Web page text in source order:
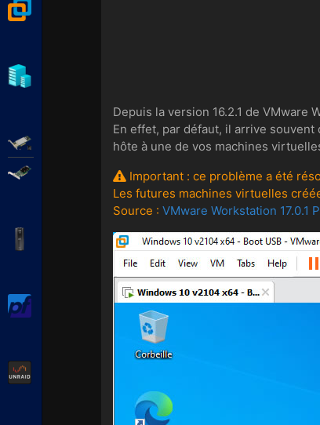
Adaptec SmartRAID
Broadcom MegaRAID
APC Back-UPS Pro
Depuis la version 16.2.1 de VMware
En effet, par défaut, il arrive
hôte à une de vos machines
Important : ce problème a été
Les futures machines virtuelles
Source : VMware Workstation 17.0.1